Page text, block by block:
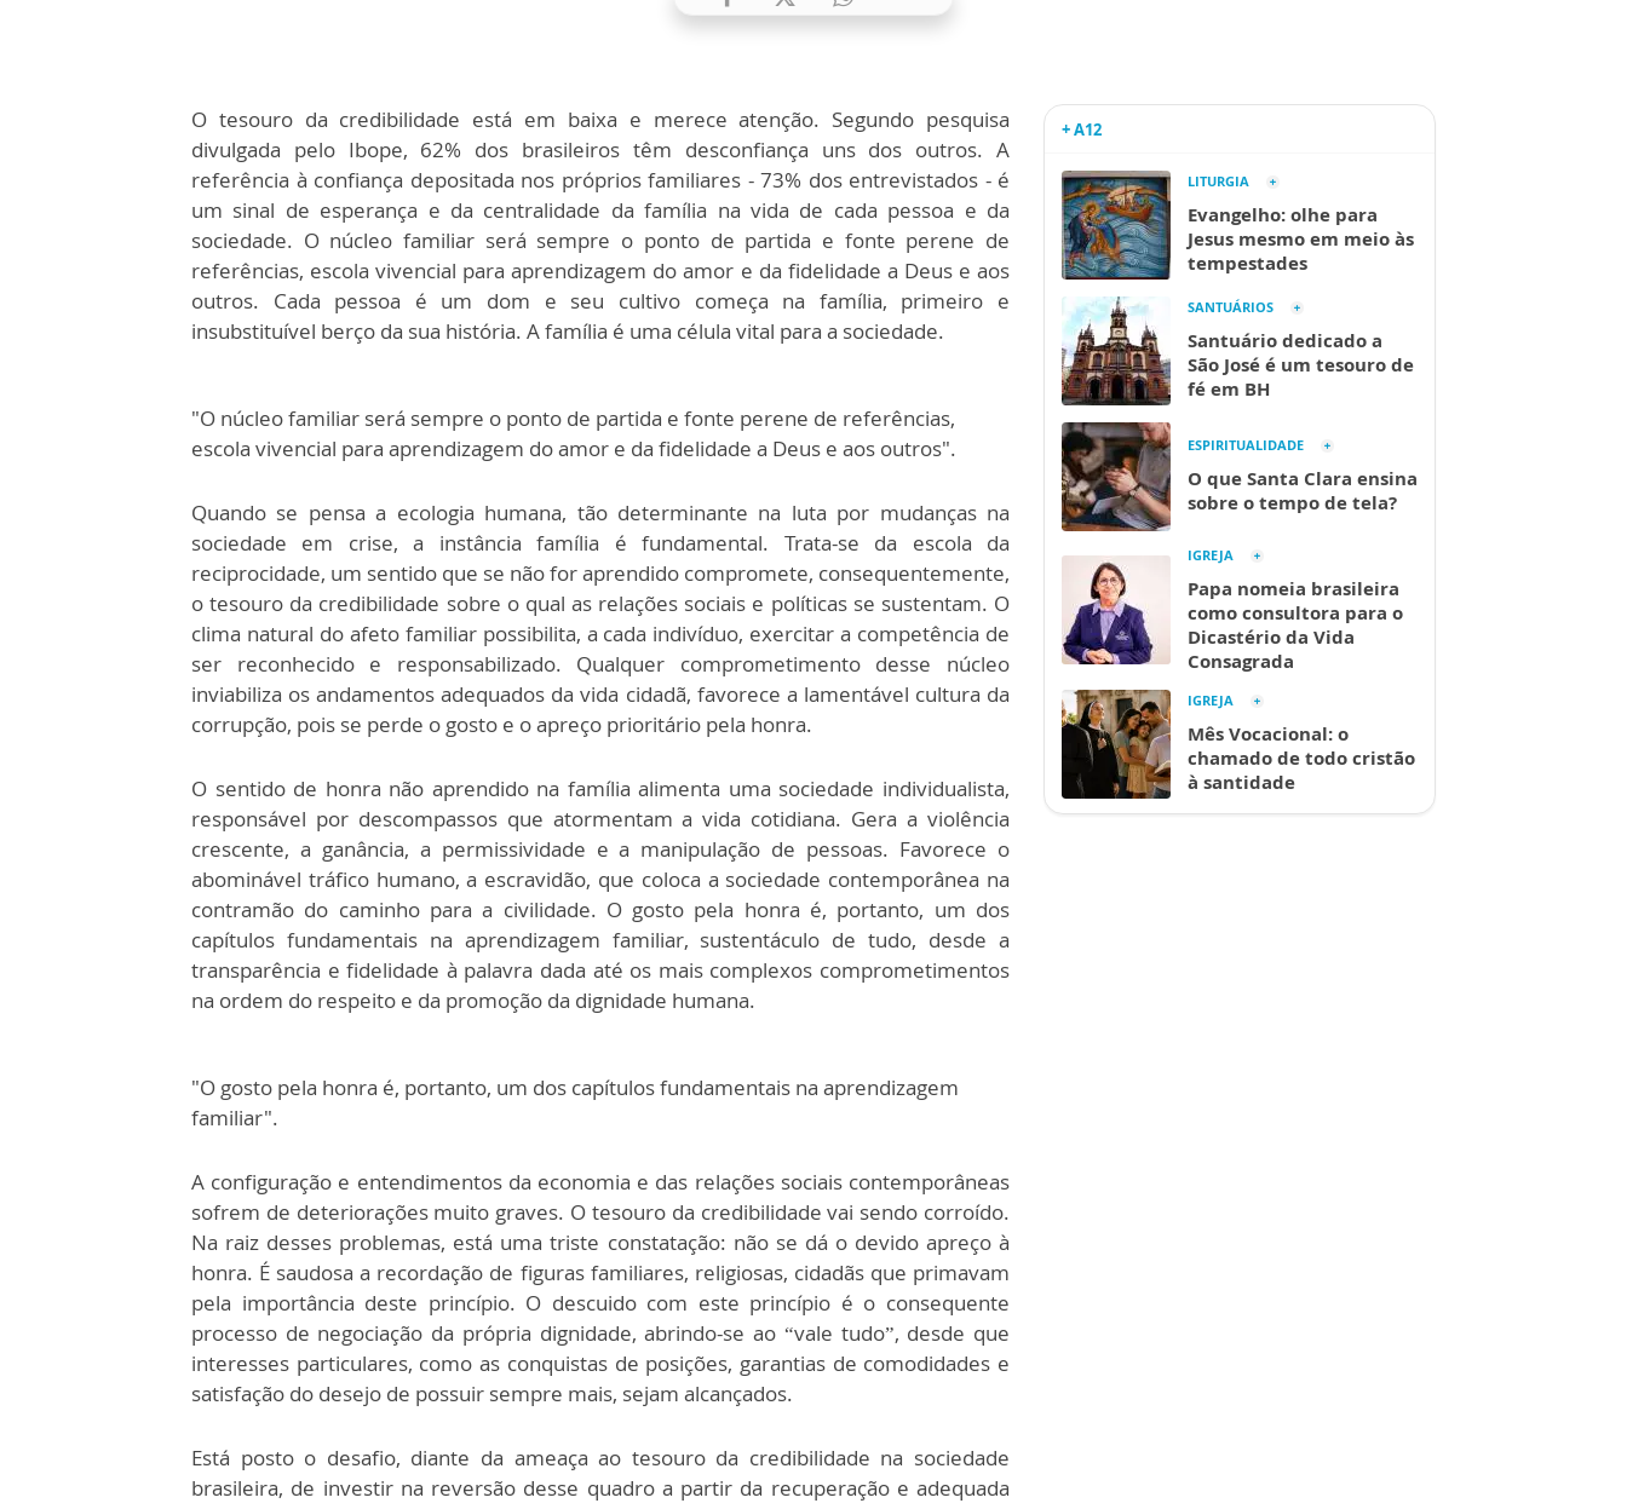
O tesouro da credibilidade está em baixa e merece atenção. Segundo pesquisa
divulgada pelo Ibope, 62% dos brasileiros têm desconfiança uns dos outros. A
referência à confiança depositada nos próprios familiares - 73% dos entrevistados - é
um sinal de esperança e da centralidade da família na vida de cada pessoa e da
sociedade. O núcleo familiar será sempre o ponto de partida e fonte perene de
referências, escola vivencial para aprendizagem do amor e da fidelidade a Deus e aos
outros. Cada pessoa é um dom e seu cultivo começa na família, primeiro e
insubstituível berço da sua história. A família é uma célula vital para a sociedade.
"O núcleo familiar será sempre o ponto de partida e fonte perene de referências,
escola vivencial para aprendizagem do amor e da fidelidade a Deus e aos outros".
Quando se pensa a ecologia humana, tão determinante na luta por mudanças na
sociedade em crise, a instância família é fundamental. Trata-se da escola da
reciprocidade, um sentido que se não for aprendido compromete, consequentemente,
o tesouro da credibilidade sobre o qual as relações sociais e políticas se sustentam. O
clima natural do afeto familiar possibilita, a cada indivíduo, exercitar a competência de
ser reconhecido e responsabilizado. Qualquer comprometimento desse núcleo
inviabiliza os andamentos adequados da vida cidadã, favorece a lamentável cultura da
corrupção, pois se perde o gosto e o apreço prioritário pela honra.
O sentido de honra não aprendido na família alimenta uma sociedade individualista,
responsável por descompassos que atormentam a vida cotidiana. Gera a violência
crescente, a ganância, a permissividade e a manipulação de pessoas. Favorece o
abominável tráfico humano, a escravidão, que coloca a sociedade contemporânea na
contramão do caminho para a civilidade. O gosto pela honra é, portanto, um dos
capítulos fundamentais na aprendizagem familiar, sustentáculo de tudo, desde a
transparência e fidelidade à palavra dada até os mais complexos comprometimentos
na ordem do respeito e da promoção da dignidade humana.
"O gosto pela honra é, portanto, um dos capítulos fundamentais na aprendizagem
familiar".
A configuração e entendimentos da economia e das relações sociais contemporâneas
sofrem de deteriorações muito graves. O tesouro da credibilidade vai sendo corroído.
Na raiz desses problemas, está uma triste constatação: não se dá o devido apreço à
honra. É saudosa a recordação de figuras familiares, religiosas, cidadãs que primavam
pela importância deste princípio. O descuido com este princípio é o consequente
processo de negociação da própria dignidade, abrindo-se ao “vale tudo”, desde que
interesses particulares, como as conquistas de posições, garantias de comodidades e
satisfação do desejo de possuir sempre mais, sejam alcançados.
Está posto o desafio, diante da ameaça ao tesouro da credibilidade na sociedade
brasileira, de investir na reversão desse quadro a partir da recuperação e adequada
+ A12
LITURGIA
Evangelho: olhe para
Jesus mesmo em meio às
tempestades
SANTUÁRIOS
Santuário dedicado a
São José é um tesouro de
fé em BH
ESPIRITUALIDADE
O que Santa Clara ensina
sobre o tempo de tela?
IGREJA
Papa nomeia brasileira
como consultora para o
Dicastério da Vida
Consagrada
IGREJA
Mês Vocacional: o
chamado de todo cristão
à santidade